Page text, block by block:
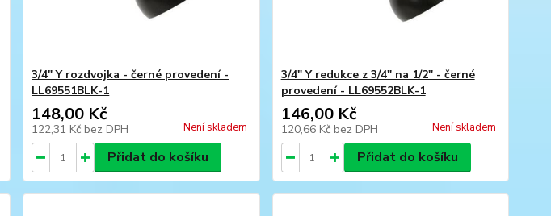
3/4" Y rozdvojka - černé provedení -
LL69551BLK-1
148,00 Kč
122,31 Kč bez DPH Není skladem
Přidat do košíku
3/4" Y redukce z 3/4" na 1/2" - černé
provedení - LL69552BLK-1
146,00 Kč
120,66 Kč bez DPH Není skladem
Přidat do košíku